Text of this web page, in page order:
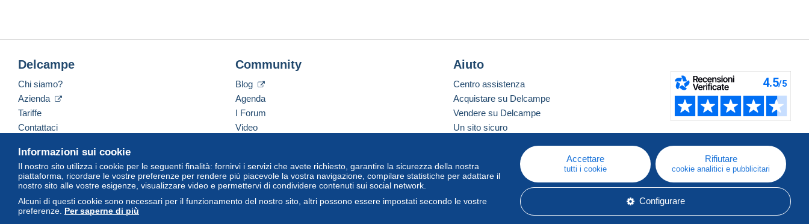
Informazioni sui cookie
Il nostro sito utilizza i cookie per le seguenti finalità: fornirvi i servizi che avete richiesto, garantire la sicurezza della nostra
piattaforma, ricordare le vostre preferenze per rendere più piacevole la vostra navigazione, compilare statistiche per adattare il
nostro sito alle vostre esigenze, visualizzare video e permettervi di condividere contenuti sui social network.
Alcuni di questi cookie sono necessari per il funzionamento del nostro sito, altri possono essere impostati secondo le vostre
preferenze. Per saperne di più
Accettare
tutti i cookie
Rifiutare
cookie analitici e pubblicitari
Configurare
Delcampe
Chi siamo?
Azienda
Tariffe
Contattaci
Community
Blog
Agenda
I Forum
Video
Aiuto
Centro assistenza
Acquistare su Delcampe
Vendere su Delcampe
Un sito sicuro
Italiano USD America/Indiana/Vevay Versione standard
© Delcampe International Srl. Tutti i diritti riservati.